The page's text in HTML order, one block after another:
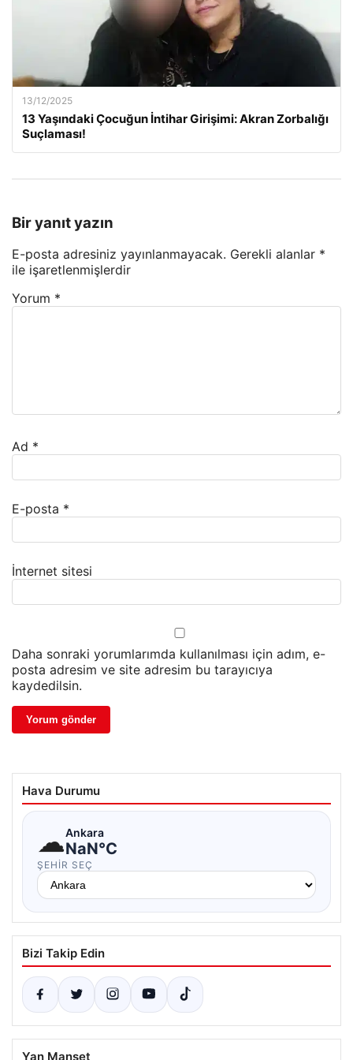
13/12/2025
13 Yaşındaki Çocuğun İntihar Girişimi: Akran Zorbalığı
Suçlaması!
Bir yanıt yazın
E-posta adresiniz yayınlanmayacak. Gerekli alanlar *
ile işaretlenmişlerdir
Yorum *
Ad *
E-posta *
İnternet sitesi
Daha sonraki yorumlarımda kullanılması için adım, e-
posta adresim ve site adresim bu tarayıcıya
kaydedilsin.
Hava Durumu
☁Ankara
NaN°C
ŞEHIR SEÇ
Bizi Takip Edin
Yan Manşet